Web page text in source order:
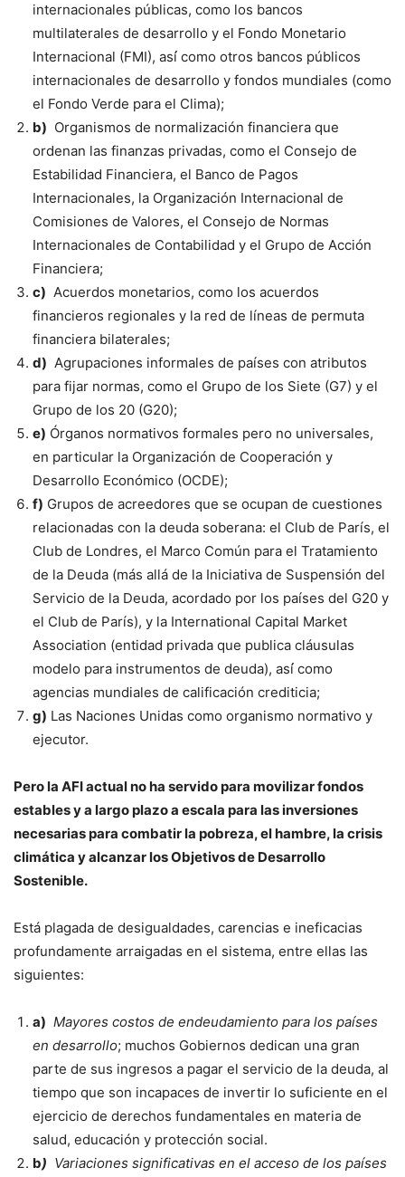
internacionales públicas, como los bancos
multilaterales de desarrollo y el Fondo Monetario
Internacional (FMI), así́ como otros bancos públicos
internacionales de desarrollo y fondos mundiales (como
el Fondo Verde para el Clima);
b) Organismos de normalización financiera que
ordenan las finanzas privadas, como el Consejo de
Estabilidad Financiera, el Banco de Pagos
Internacionales, la Organización Internacional de
Comisiones de Valores, el Consejo de Normas
Internacionales de Contabilidad y el Grupo de Acción
Financiera;
c) Acuerdos monetarios, como los acuerdos
financieros regionales y la red de líneas de permuta
financiera bilaterales;
d) Agrupaciones informales de países con atributos
para fijar normas, como el Grupo de los Siete (G7) y el
Grupo de los 20 (G20);
e) Órganos normativos formales pero no universales,
en particular la Organización de Cooperación y
Desarrollo Económico (OCDE);
f) Grupos de acreedores que se ocupan de cuestiones
relacionadas con la deuda soberana: el Club de París, el
Club de Londres, el Marco Común para el Tratamiento
de la Deuda (más allá de la Iniciativa de Suspensión del
Servicio de la Deuda, acordado por los países del G20 y
el Club de París), y la International Capital Market
Association (entidad privada que publica cláusulas
modelo para instrumentos de deuda), así́ como
agencias mundiales de calificación crediticia;
g) Las Naciones Unidas como organismo normativo y
ejecutor.
Pero la AFI actual no ha servido para movilizar fondos
estables y a largo plazo a escala para las inversiones
necesarias para combatir la pobreza, el hambre, la crisis
climática y alcanzar los Objetivos de Desarrollo
Sostenible.
Está plagada de desigualdades, carencias e ineficacias
profundamente arraigadas en el sistema, entre ellas las
siguientes:
a) Mayores costos de endeudamiento para los países
en desarrollo; muchos Gobiernos dedican una gran
parte de sus ingresos a pagar el servicio de la deuda, al
tiempo que son incapaces de invertir lo suficiente en el
ejercicio de derechos fundamentales en materia de
salud, educación y protección social.
b) Variaciones significativas en el acceso de los países